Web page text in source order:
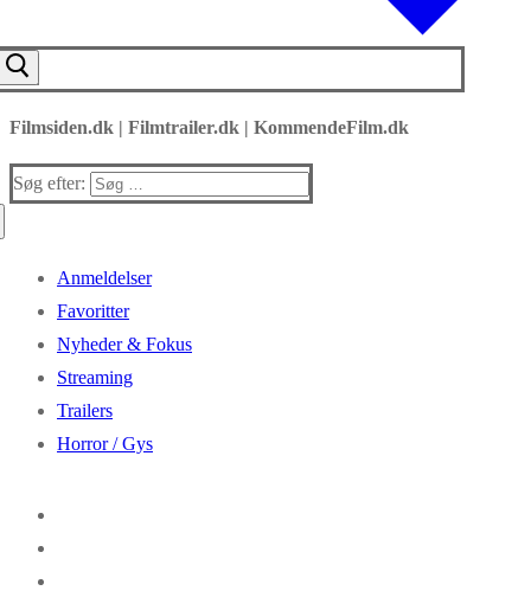
Filmsiden.dk | Filmtrailer.dk | KommendeFilm.dk
Søg efter:
Anmeldelser
Favoritter
Nyheder & Fokus
Streaming
Trailers
Horror / Gys